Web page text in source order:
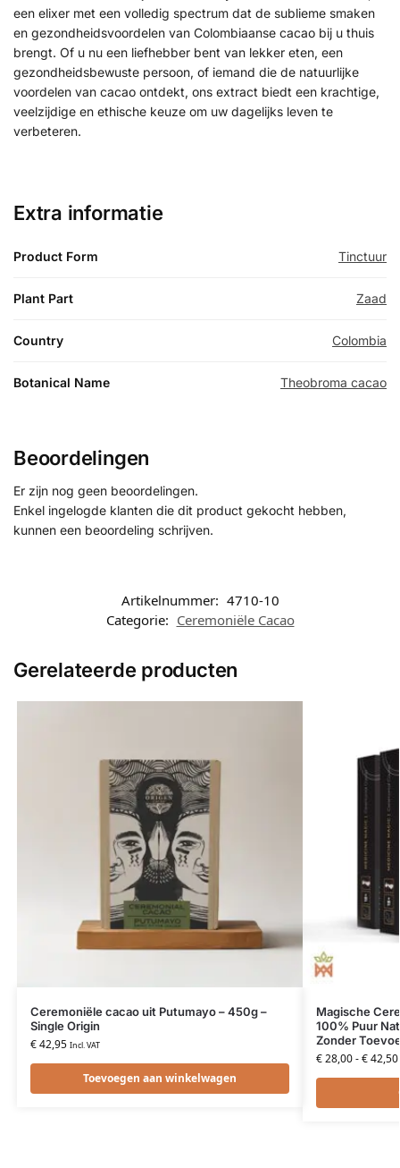
een elixer met een volledig spectrum dat de sublieme smaken
en gezondheidsvoordelen van Colombiaanse cacao bij u thuis
brengt. Of u nu een liefhebber bent van lekker eten, een
gezondheidsbewuste persoon, of iemand die de natuurlijke
voordelen van cacao ontdekt, ons extract biedt een krachtige,
veelzijdige en ethische keuze om uw dagelijks leven te
verbeteren.
Extra informatie
Product Form Tinctuur
Plant Part Zaad
Country Colombia
Botanical Name Theobroma cacao
Beoordelingen
Er zijn nog geen beoordelingen.
Enkel ingelogde klanten die dit product gekocht hebben,
kunnen een beoordeling schrijven.
Artikelnummer: 4710-10
Categorie: Ceremoniële Cacao
Gerelateerde producten
Ceremoniële cacao uit Putumayo – 450g –
Single Origin
€42,95 Incl. VAT
Toevoegen aan winkelwagen
Magische
100% Puur
Zonder
€28,00-€42,50